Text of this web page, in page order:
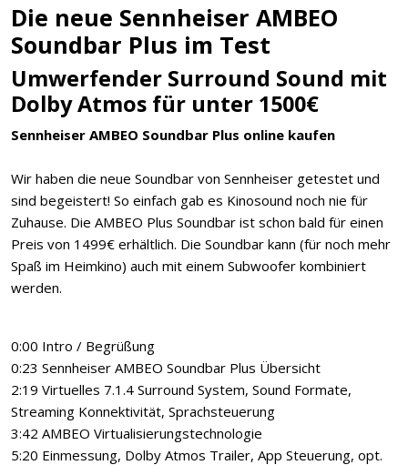
Die neue Sennheiser AMBEO
Soundbar Plus im Test
Umwerfender Surround Sound mit
Dolby Atmos für unter 1500€
Sennheiser AMBEO Soundbar Plus online kaufen
Wir haben die neue Soundbar von Sennheiser getestet und
sind begeistert! So einfach gab es Kinosound noch nie für
Zuhause. Die AMBEO Plus Soundbar ist schon bald für einen
Preis von 1499€ erhältlich. Die Soundbar kann (für noch mehr
Spaß im Heimkino) auch mit einem Subwoofer kombiniert
werden.
0:00 Intro / Begrüßung
0:23 Sennheiser AMBEO Soundbar Plus Übersicht
2:19 Virtuelles 7.1.4 Surround System, Sound Formate,
Streaming Konnektivität, Sprachsteuerung
3:42 AMBEO Virtualisierungstechnologie
5:20 Einmessung, Dolby Atmos Trailer, App Steuerung, opt.